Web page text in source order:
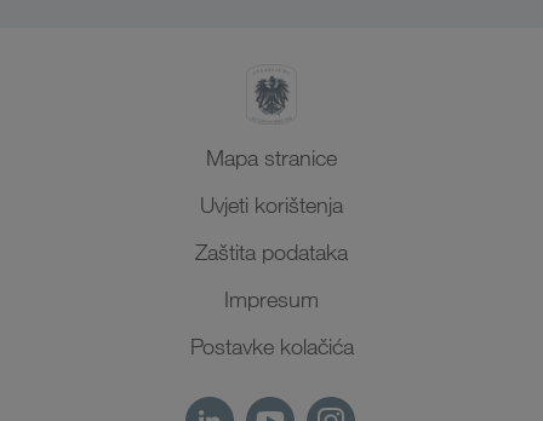
Mapa stranice
Uvjeti korištenja
Zaštita podataka
Impresum
Postavke kolačića